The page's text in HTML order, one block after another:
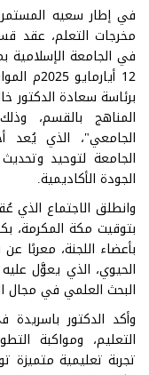
في إطار سعيه المستمر
مخرجات التعلم، عقد
في الجامعة الإسلامية
برئاسة سعادة الدكتور
المناهج بالقسم،
الجامعي"، الذي يُعد
الجامعة لتوحيد
الجودة الأكاديمية.
وانطلق الاجتماع
بتوقيت مكة المكرمة،
بأعضاء اللجنة، معربًا
الحيوي، الذي يعوَّل
البحث العلمي في مجال
وأكد الدكتور
التعليم، ومواكبة
تجربة تعليمية متميزة